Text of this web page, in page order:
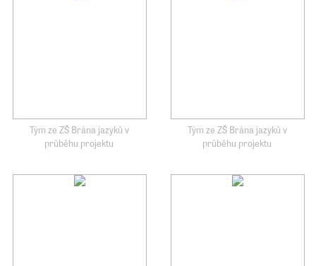
Tým ze ZŠ Brána jazyků v
průběhu projektu
Tým ze ZŠ Brána jazyků v
průběhu projektu